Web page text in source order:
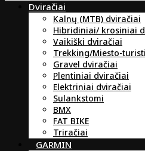
Dviračiai
Kalnų (MTB) dviračiai
Hibridiniai/ krosiniai
Vaikiški dviračiai
Trekking/Miesto-
Gravel dviračiai
Plentiniai dviračiai
Elektriniai dviračiai
Sulankstomi
BMX
FAT BIKE
Triračiai
GARMIN